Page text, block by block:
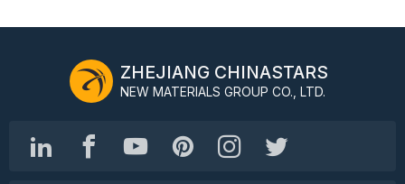
ZHEJIANG CHINASTARS
NEW MATERIALS GROUP CO., LTD.